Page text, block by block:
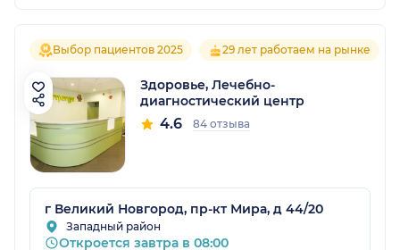
Выбор пациентов 2025 29 лет работаем на рынке
Здоровье, Лечебно-
диагностический центр
4.6 84 отзыва
г Великий Новгород, пр-кт Мира, д 44/20
Западный район
Откроется завтра в 08:00